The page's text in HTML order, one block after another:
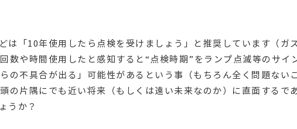
は「10年使用したら点検を受けましょう」と推奨しています（ガ
数や時間使用したと感知すると“点検時期”をランプ点滅等のサイ
の不具合が出る」可能性があるという事（もちろん全く問題ない
の片隅にでも近い将来（もしくは遠い未来なのか）に直面するで
うか？